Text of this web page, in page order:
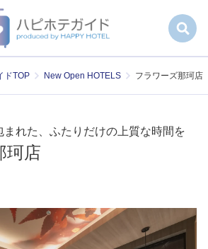
ドTOP New Open HOTELS フラワーズ那珂店
れた、ふたりだけの上質な時間を
珂店